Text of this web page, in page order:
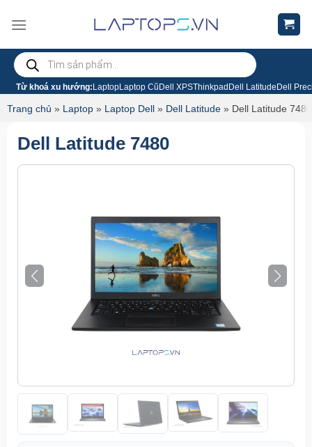
đến
dungTìm
kiếm
sản
phẩm
Từ khoá xu hướng: LaptopLaptop Cũ Dell XPSThinkpad Dell Latitude Dell
Trang chủ » Laptop » Laptop Dell » Dell Latitude » Dell Latitude 7480
Dell Latitude 7480